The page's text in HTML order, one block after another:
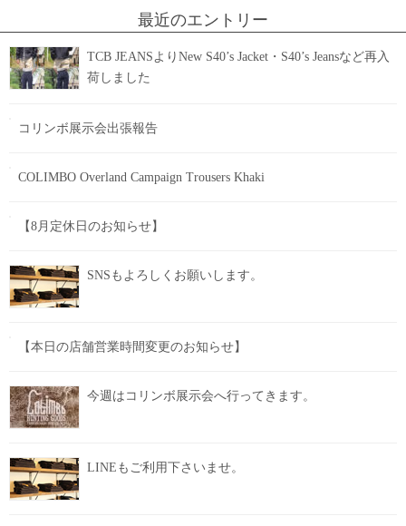
最近のエントリー
TCB JEANSよりNew S40’s Jacket・S40’s Jeansなど再入
荷しました
コリンボ展示会出張報告
COLIMBO Overland Campaign Trousers Khaki
【8月定休日のお知らせ】
SNSもよろしくお願いします。
【本日の店舗営業時間変更のお知らせ】
今週はコリンボ展示会へ行ってきます。
LINEもご利用下さいませ。